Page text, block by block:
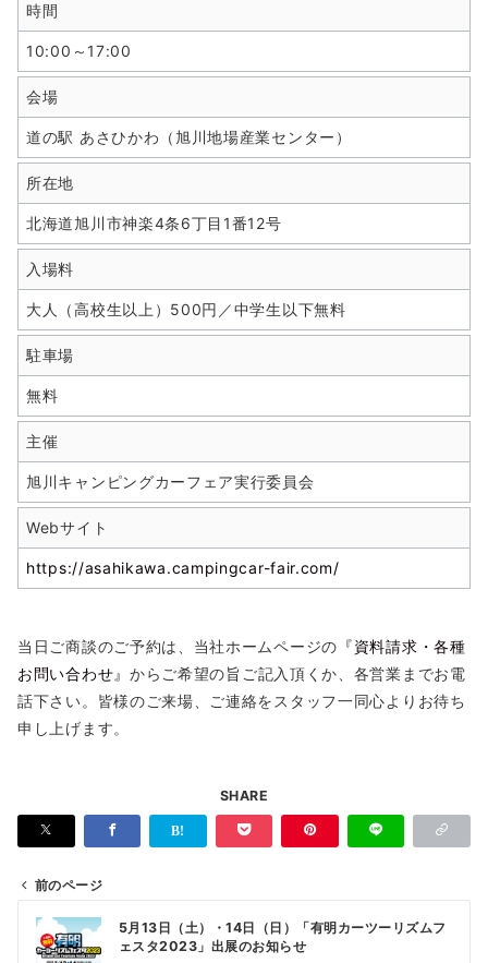
時間
10:00～17:00
会場
道の駅 あさひかわ（旭川地場産業センター）
所在地
北海道旭川市神楽4条6丁目1番12号
入場料
大人（高校生以上）500円／中学生以下無料
駐車場
無料
主催
旭川キャンピングカーフェア実行委員会
Webサイト
https://asahikawa.campingcar-fair.com/
当日ご商談のご予約は、当社ホームページの 『資料請求・各種
お問い合わせ』 からご希望の旨ご記入頂くか、各営業までお電
話下さい。皆様のご来場、ご連絡をスタッフ一同心よりお待ち
申し上げます。
SHARE
投
稿
前のページ
5月13日（土）・14日（日）「有明カーツーリズムフ
ェスタ2023」出展のお知らせ